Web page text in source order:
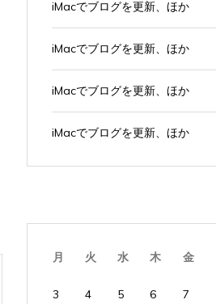
iMacでブログを更新、ほか
iMacでブログを更新、ほか
iMacでブログを更新、ほか
iMacでブログを更新、ほか
月 火 水 木 金
3
4 5 6 7